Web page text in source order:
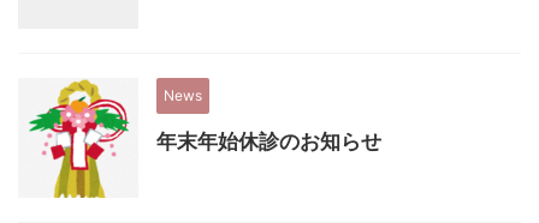
News
年末年始休診のお知らせ